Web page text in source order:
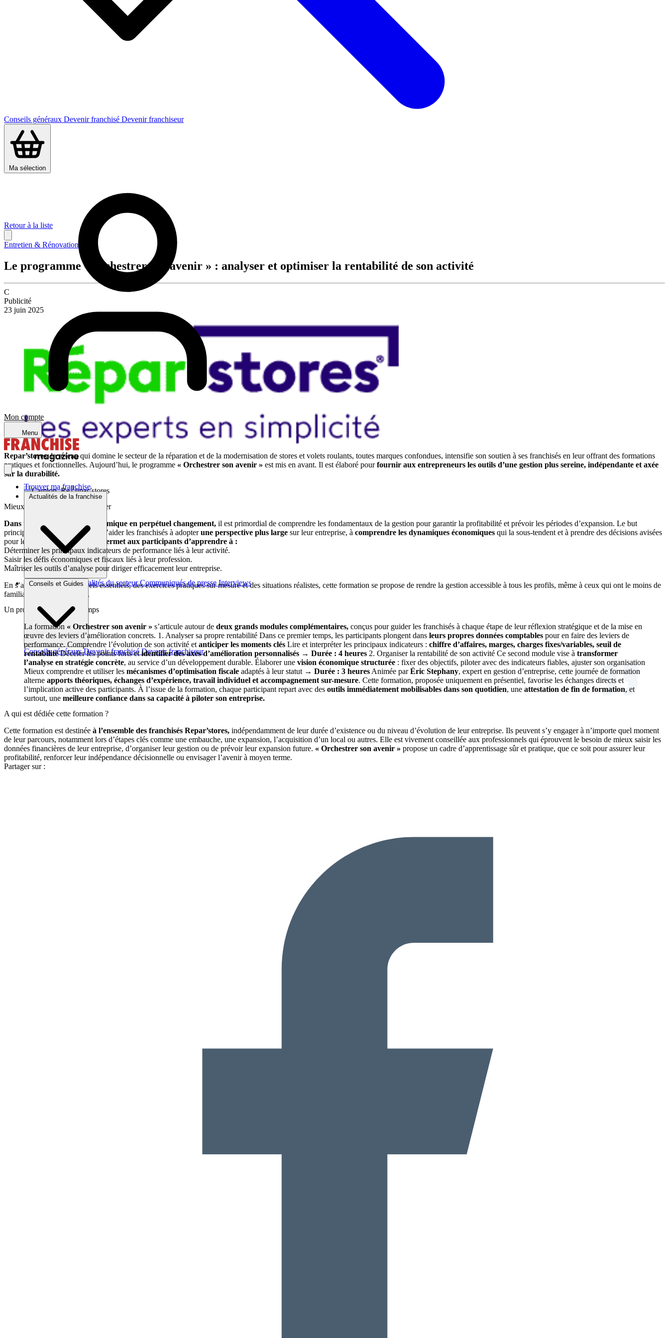
Conseils généraux Devenir franchisé Devenir franchiseur
Ma sélection
Mon compte
Menu
Trouver ma franchise
Actualités de la franchise
Brèves et actus Actualités du secteur Communiqués de presse Interviews
Conseils et Guides
Conseils généraux Devenir franchisé Devenir franchiseur
Retour à la liste
Entretien & Rénovation
Le programme « orchestrer son avenir » : analyser et optimiser la rentabilité de son activité
C
Publicité
23 juin 2025
Repar’stores, le réseau qui domine le secteur de la réparation et de la modernisation de stores et volets roulants, toutes marques confondues, intensifie son soutien à ses franchisés en leur offrant des formations
pratiques et fonctionnelles. Aujourd’hui, le programme « Orchestrer son avenir » est mis en avant. Il est élaboré pourfournir aux entrepreneurs les outils d’une gestion plus sereine, indépendante et axée
sur la durabilité.
Mieux comprendre : mieux piloter
Dans un environnement économique en perpétuel changement, il est primordial de comprendre les fondamentaux de la gestion pour garantir la profitabilité et prévoir les périodes d’expansion. Le but
principal de cette formation est d’aider les franchisés à adopterune perspective plus large sur leur entreprise, à comprendre les dynamiques économiques qui la sous-tendent et à prendre des décisions avisées
pour le futur.
Cette formation permet aux participants d’apprendre à :
Déterminer les principaux indicateurs de performance liés à leur activité.
Saisir les défis économiques et fiscaux liés à leur profession.
Maîtriser les outils d’analyse pour diriger efficacement leur entreprise.
En s’appuyant sur des rappels essentiels, des exercices pratiques sur mesure et des situations réalistes, cette formation se propose de rendre la gestion accessible à tous les profils, même à ceux qui ont le moins de
familiarité avec les chiffres.
Un programme en deux temps
La formation « Orchestrer son avenir » s’articule autour de deux grands modules complémentaires, conçus pour guider les franchisés à chaque étape de leur réflexion stratégique et de la mise en
œuvre des leviers d’amélioration concrets. 1. Analyser sa propre rentabilité Dans ce premier temps, les participants plongent dans leurs propres données comptables pour en faire des leviers de
performance. Comprendre l’évolution de son activité et anticiper les moments clés Lire et interpréter les principaux indicateurs : chiffre d’affaires, marges, charges fixes/variables, seuil de
rentabilitéDéceler les points forts etidentifier des axes d’amélioration personnalisés → Durée : 4 heures 2. Organiser la rentabilité de son activité Ce second module vise à transformer
l’analyse en stratégie concrète, au service d’un développement durable. Élaborer une vision économique structurée : fixer des objectifs, piloter avec des indicateurs fiables, ajuster son organisation
Mieux comprendre et utiliser les mécanismes d’optimisation fiscale adaptés à leur statut → Durée : 3 heures Animée parÉric Stephany, expert en gestion d’entreprise, cette journée de formation
alterne apports théoriques, échanges d’expérience, travail individuel et accompagnement sur-mesure. Cette formation, proposée uniquement en présentiel, favorise les échanges directs et
l’implication active des participants. À l’issue de la formation, chaque participant repart avec des outils immédiatement mobilisables dans son quotidien, une attestation de fin de formation, et
surtout, une meilleure confiance dans sa capacité à piloter son entreprise.
A qui est dédiée cette formation ?
Cette formation est destinée à l’ensemble des franchisés Repar’stores, indépendamment de leur durée d’existence ou du niveau d’évolution de leur entreprise. Ils peuvent s’y engager à n’importe quel moment
de leur parcours, notamment lors d’étapes clés comme une embauche, une expansion, l’acquisition d’un local ou autres. Elle est vivement conseillée aux professionnels qui éprouvent le besoin de mieux saisir les
données financières de leur entreprise, d’organiser leur gestion ou de prévoir leur expansion future. « Orchestrer son avenir » propose un cadre d’apprentissage sûr et pratique, que ce soit pour assurer leur
profitabilité, renforcer leur indépendance décisionnelle ou envisager l’avenir à moyen terme.
Partager sur :